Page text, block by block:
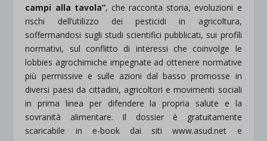
campi alla tavola”, che racconta storia, evoluzioni e
rischi dell’utilizzo dei pesticidi in agricoltura,
soffermandosi sugli studi scientifici pubblicati, sui profili
normativi, sul conflitto di interessi che coinvolge le
lobbies agrochimiche impegnate ad ottenere normative
più permissive e sulle azioni dal basso promosse in
diversi paesi da cittadini, agricoltori e movimenti sociali
in prima linea per difendere la propria salute e la
sovranità alimentare. Il dossier è gratuitamente
scaricabile in e-book dai siti www.asud.net e